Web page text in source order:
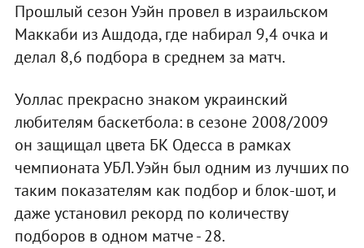
Прошлый сезон Уэйн провел в израильском
Маккаби из Ашдода, где набирал 9,4 очка и
делал 8,6 подбора в среднем за матч.
Уоллас прекрасно знаком украинский
любителям баскетбола: в сезоне 2008/2009
он защищал цвета БК Одесса в рамках
чемпионата УБЛ. Уэйн был одним из лучших по
таким показателям как подбор и блок-шот, и
даже установил рекорд по количеству
подборов в одном матче - 28.